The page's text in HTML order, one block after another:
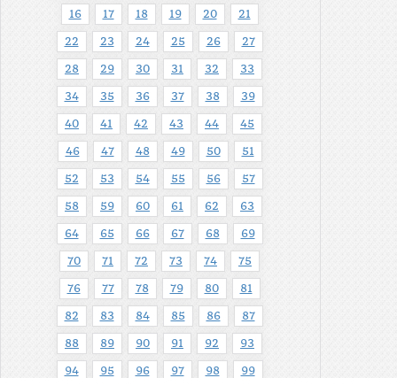
16 17 18 19 20 21
22 23 24 25 26 27
28 29 30 31 32 33
34 35 36 37 38 39
40 41 42 43 44 45
46 47 48 49 50 51
52 53 54 55 56 57
58 59 60 61 62 63
64 65 66 67 68 69
70 71 72 73 74 75
76 77 78 79 80 81
82 83 84 85 86 87
88 89 90 91 92 93
94 95 96 97 98 99